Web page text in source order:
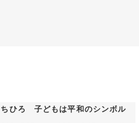
ちひろ 子どもは平和のシンボル